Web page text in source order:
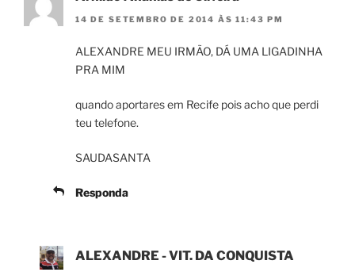
14 DE SETEMBRO DE 2014 ÀS 11:43 PM
ALEXANDRE MEU IRMÃO, DÁ UMA LIGADINHA
PRA MIM
quando aportares em Recife pois acho que perdi
teu telefone.
SAUDASANTA
Responda
ALEXANDRE - VIT. DA CONQUISTA